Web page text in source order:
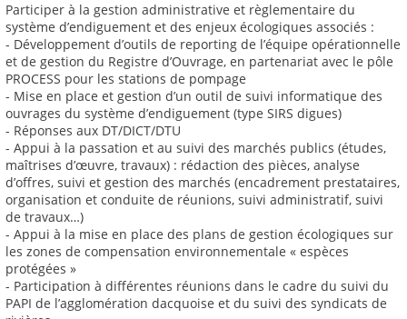
Participer à la gestion administrative et règlementaire du
système d’endiguement et des enjeux écologiques associés :
- Développement d’outils de reporting de l’équipe opérationnelle
et de gestion du Registre d’Ouvrage, en partenariat avec le pôle
PROCESS pour les stations de pompage
- Mise en place et gestion d’un outil de suivi informatique des
ouvrages du système d’endiguement (type SIRS digues)
- Réponses aux DT/DICT/DTU
- Appui à la passation et au suivi des marchés publics (études,
maîtrises d’œuvre, travaux) : rédaction des pièces, analyse
d’offres, suivi et gestion des marchés (encadrement prestataires,
organisation et conduite de réunions, suivi administratif, suivi
de travaux…)
- Appui à la mise en place des plans de gestion écologiques sur
les zones de compensation environnementale « espèces
protégées »
- Participation à différentes réunions dans le cadre du suivi du
PAPI de l’agglomération dacquoise et du suivi des syndicats de